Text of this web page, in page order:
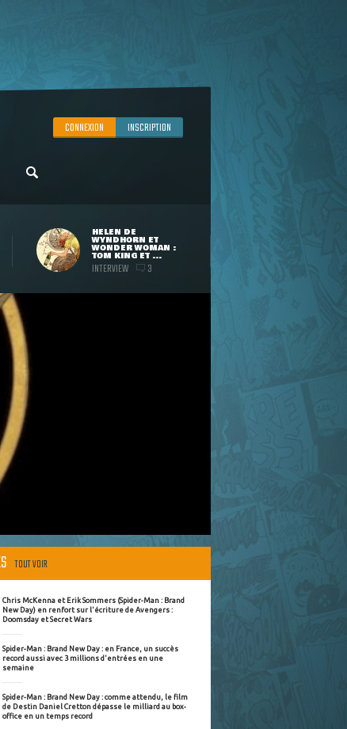
CONNEXION INSCRIPTION
HELEN DE
WYNDHORN ET
WONDER WOMAN :
TOM KING ET ...
INTERVIEW 3
TOUT VOIR
Chris McKenna et Erik Sommers (Spider-Man : Brand
New Day) en renfort sur l'écriture de Avengers :
Doomsday et Secret Wars
Spider-Man : Brand New Day : en France, un succès
record aussi avec 3 millions d'entrées en une
semaine
Spider-Man : Brand New Day : comme attendu, le film
de Destin Daniel Cretton dépasse le milliard au box-
office en un temps record